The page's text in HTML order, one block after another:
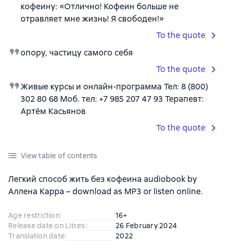
кофеину: «Отлично! Кофеин больше не
отравляет мне жизнь! Я свободен!»
To the quote
опору, частицу самого себя
To the quote
Живые курсы и онлайн-программа Тел: 8 (800)
302 80 68 Моб. тел: +7 985 207 47 93 Терапевт:
Артём Касьянов
To the quote
View table of contents
Легкий способ жить без кофеина audiobook by
Аллена Карра – download as MP3 or listen online.
Age restriction:
16+
Release date on Litres:
26 February 2024
Translation date:
2022